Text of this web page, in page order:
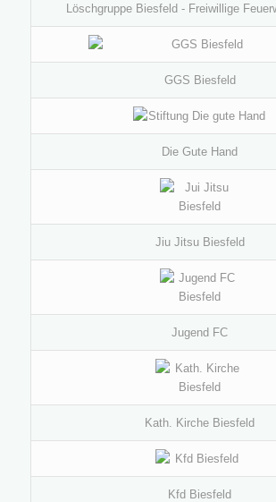
Löschgruppe Biesfeld - Freiwillige
GGS Biesfeld
Die Gute Hand
Jiu Jitsu Biesfeld
Jugend FC
Kath. Kirche Biesfeld
Kfd Biesfeld